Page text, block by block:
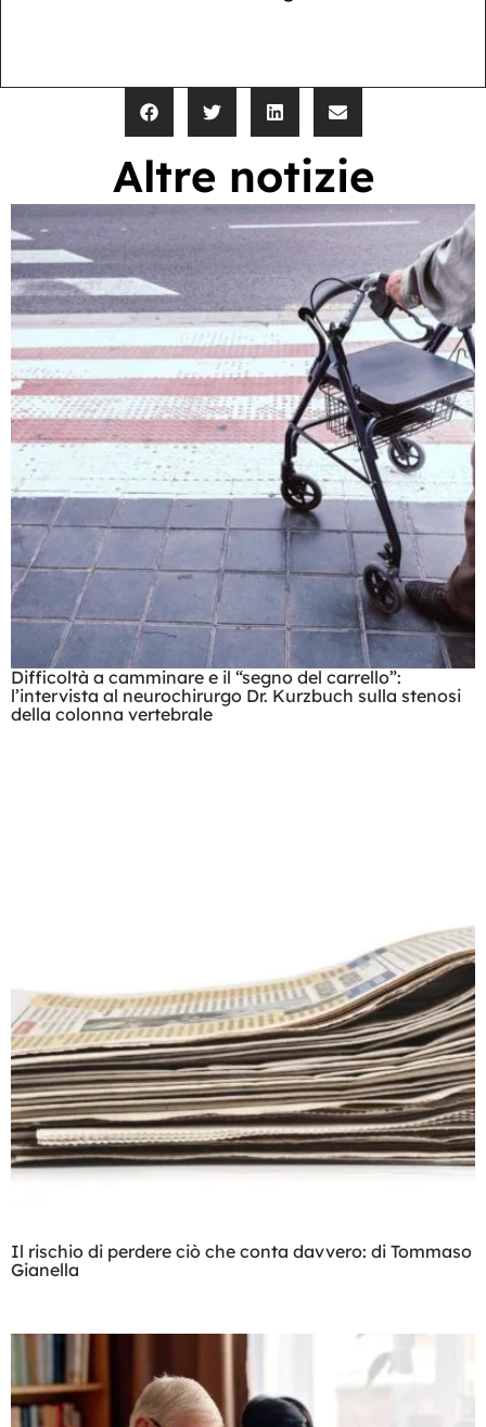
Altre notizie
Difficoltà a camminare e il “segno del carrello”:
l’intervista al neurochirurgo Dr. Kurzbuch sulla stenosi
della colonna vertebrale
Il rischio di perdere ciò che conta davvero: di Tommaso
Gianella